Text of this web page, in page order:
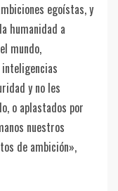
egoístas, y
humanidad a
mundo,
y no les
o aplastados por
nuestros
de ambición»,